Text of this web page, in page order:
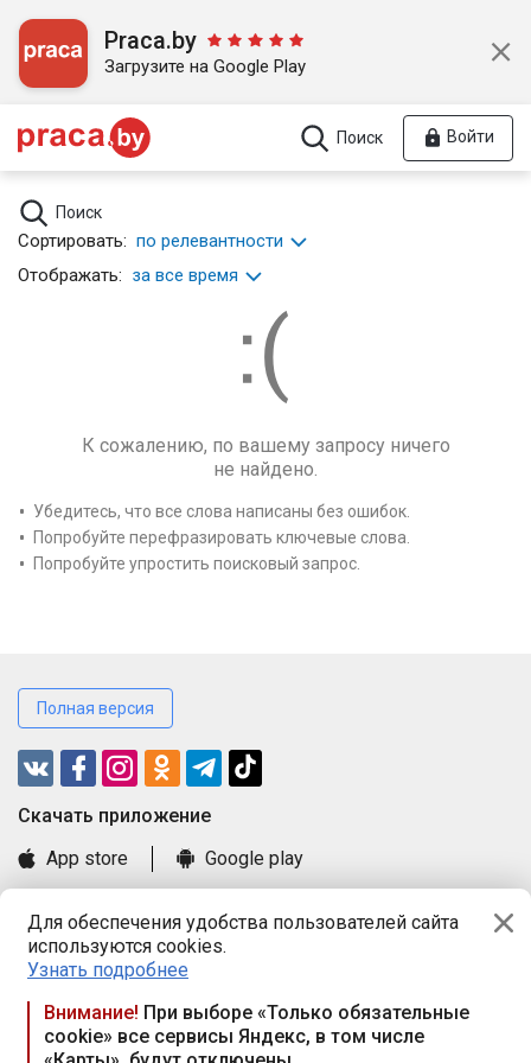
Для обеспечения удобства пользователей сайта
используются cookies.
Узнать подробнее
Внимание! При выборе «Только обязательные
cookie» все сервисы Яндекс, в том числе
Praca.by
Загрузите на Google Play
Поиск Войти
Поиск
Сортировать: по релевантности
Отображать: за все время
К сожалению, по вашему запросу ничего
не найдено.
Убедитесь, что все слова написаны без ошибок.
Попробуйте перефразировать ключевые слова.
Попробуйте упростить поисковый запрос.
Полная версия
Cкачать приложение
App store
Google play
Книга замечаний и предложений
Правила и документы
Praca.by © 2000—2026, ООО «ПРАЦА БАЙ»
Республика Беларусь, 220114, г. Минск, пр-т Независимости
117а, пом. № 9.